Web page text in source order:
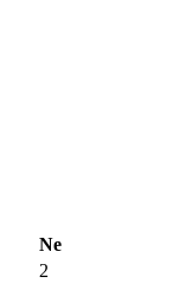
Ne
2